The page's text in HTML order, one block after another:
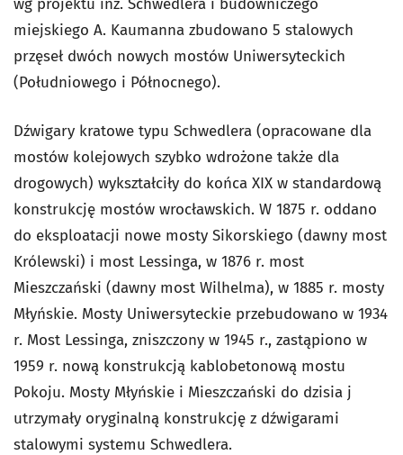
wg projektu inż. Schwedlera i budowniczego
miejskiego A. Kaumanna zbudowano 5 stalowych
przęseł dwóch nowych mostów Uniwersyteckich
(Południowego i Północnego).
Dźwigary kratowe typu Schwedlera (opracowane dla
mostów kolejowych szybko wdrożone także dla
drogowych) wykształciły do końca XIX w standardową
konstrukcję mostów wrocławskich. W 1875 r. oddano
do eksploatacji nowe mosty Sikorskiego (dawny most
Królewski) i most Lessinga, w 1876 r. most
Mieszczański (dawny most Wilhelma), w 1885 r. mosty
Młyńskie. Mosty Uniwersyteckie przebudowano w 1934
r. Most Lessinga, zniszczony w 1945 r., zastąpiono w
1959 r. nową konstrukcją kablobetonową mostu
Pokoju. Mosty Młyńskie i Mieszczański do dzisia j
utrzymały oryginalną konstrukcję z dźwigarami
stalowymi systemu Schwedlera.